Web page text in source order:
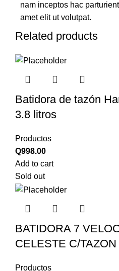
nam inceptos hac
amet elit ut volutpat.
Related products
Batidora de tazón
3.8 litros
Productos
Q998.00
Add to cart
Sold out
BATIDORA 7
CELESTE C/TAZON
Productos